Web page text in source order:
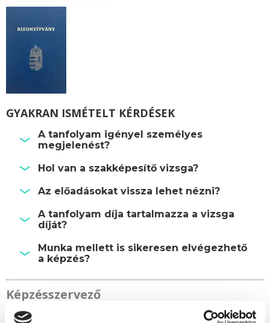
GYAKRAN ISMÉTELT KÉRDÉSEK
A tanfolyam igényel személyes
megjelenést?
Hol van a szakképesítő vizsga?
Az előadásokat vissza lehet nézni?
A tanfolyam díja tartalmazza a vizsga
díját?
Munka mellett is sikeresen elvégezhető
a képzés?
Képzésszervező